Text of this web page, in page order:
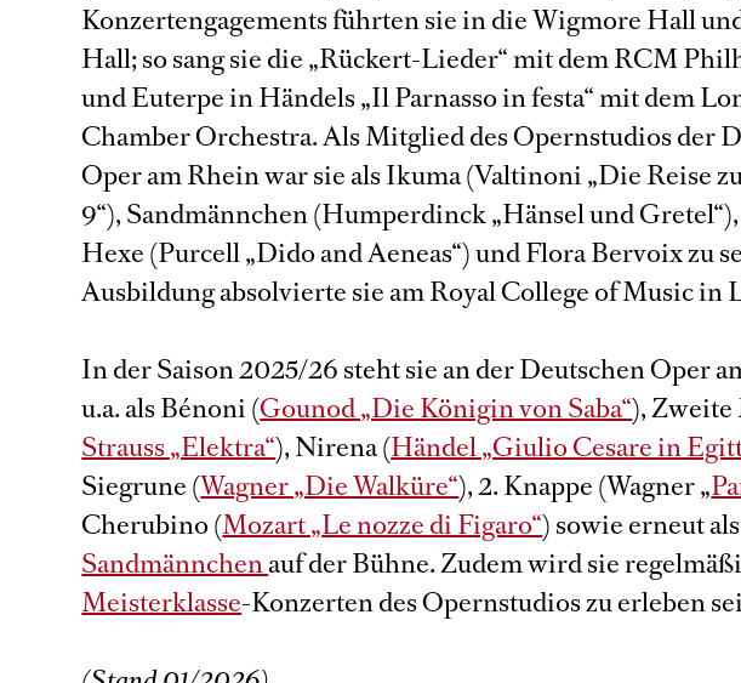
Konzertengagements führten sie in die Wigmore Hall
Hall; so sang sie die „Rückert-Lieder“ mit dem RCM
und Euterpe in Händels „Il Parnasso in festa“ mit dem
Chamber Orchestra. Als Mitglied des Opernstudios der
Oper am Rhein war sie als Ikuma (Valtinoni „Die Reise
9“), Sandmännchen (Humperdinck „Hänsel und
Hexe (Purcell „Dido and Aeneas“) und Flora Bervoix zu
Ausbildung absolvierte sie am Royal College of Music in
In der Saison 2025/26 steht sie an der Deutschen Oper
u.a. als Bénoni (Gounod „Die Königin von Saba“), Zweite
Strauss „Elektra“), Nirena (Händel „Giulio Cesare in
Siegrune (Wagner „Die Walküre“), 2. Knappe (Wagner „
Cherubino (Mozart „Le nozze di Figaro“) sowie erneut als
Sandmännchenauf der Bühne. Zudem wird sie
Meisterklasse-Konzerten des Opernstudios zu erleben